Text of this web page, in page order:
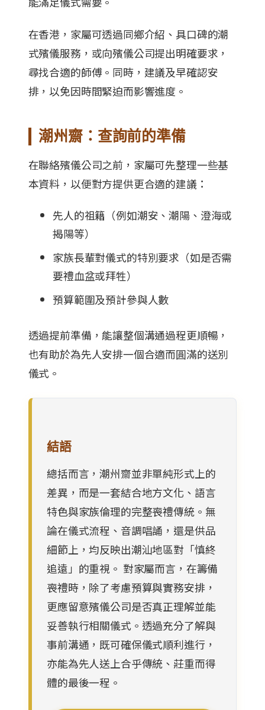
在香港，家屬可透過同鄉介紹、具口碑的潮
式殯儀服務，或向殯儀公司提出明確要求，
尋找合適的師傅。同時，建議及早確認安
排，以免因時間緊迫而影響進度。
潮州齋：查詢前的準備
在聯絡殯儀公司之前，家屬可先整理一些基
本資料，以便對方提供更合適的建議：
先人的祖籍（例如潮安、潮陽、澄海或
揭陽等）
家族長輩對儀式的特別要求（如是否需
要禮血盆或拜牲）
預算範圍及預計參與人數
透過提前準備，能讓整個溝通過程更順暢，
也有助於為先人安排一個合適而圓滿的送別
儀式。
結語
總括而言，潮州齋並非單純形式上的
差異，而是一套結合地方文化、語言
特色與家族倫理的完整喪禮傳統。無
論在儀式流程、音調唱誦，還是供品
細節上，均反映出潮汕地區對「慎終
追遠」的重視。 對家屬而言，在籌備
喪禮時，除了考慮預算與實務安排，
更應留意殯儀公司是否真正理解並能
妥善執行相關儀式。透過充分了解與
事前溝通，既可確保儀式順利進行，
亦能為先人送上合乎傳統、莊重而得
體的最後一程。